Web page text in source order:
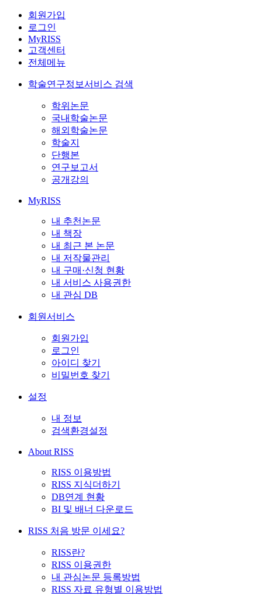
회원가입
로그인
MyRISS
고객센터
전체메뉴
학술연구정보서비스 검색
학위논문
국내학술논문
해외학술논문
학술지
단행본
연구보고서
공개강의
MyRISS
내 추천논문
내 책장
내 최근 본 논문
내 저작물관리
내 구매·신청 현황
내 서비스 사용권한
내 관심 DB
회원서비스
회원가입
로그인
아이디 찾기
비밀번호 찾기
설정
내 정보
검색환경설정
About RISS
RISS 이용방법
RISS 지식더하기
DB연계 현황
BI 및 배너 다운로드
RISS 처음 방문 이세요?
RISS란?
RISS 이용권한
내 관심논문 등록방법
RISS 자료 유형별 이용방법